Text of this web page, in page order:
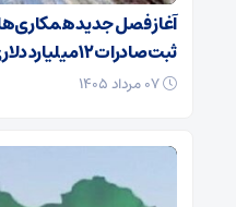
آغاز فصل جدید
ثبت صادرات ۱۲ میلیارد دلاری